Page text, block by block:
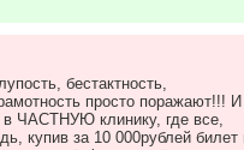
бестактность,
просто поражают!!! И
ЧАСТНУЮ клинику, где все,
купив за 10 000рублей билет